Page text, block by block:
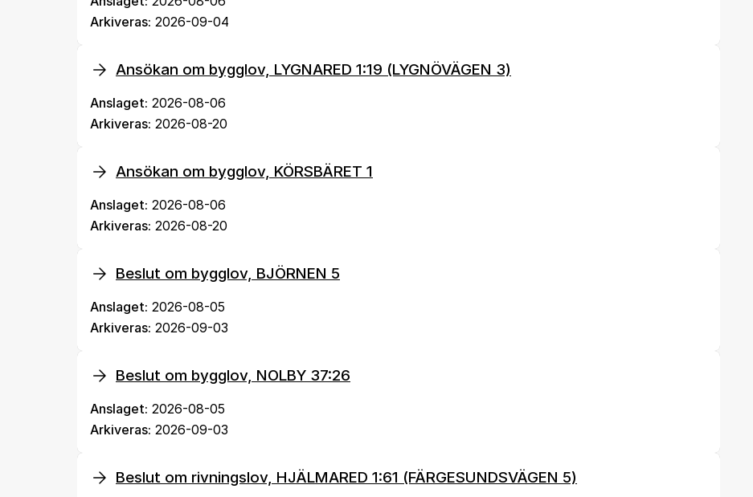
Arkiveras: 2026-09-04
Ansökan om bygglov, LYGNARED 1:19 (LYGNÖVÄGEN 3)
Anslaget: 2026-08-06
Arkiveras: 2026-08-20
Ansökan om bygglov, KÖRSBÄRET 1
Anslaget: 2026-08-06
Arkiveras: 2026-08-20
Beslut om bygglov, BJÖRNEN 5
Anslaget: 2026-08-05
Arkiveras: 2026-09-03
Beslut om bygglov, NOLBY 37:26
Anslaget: 2026-08-05
Arkiveras: 2026-09-03
Beslut om rivningslov, HJÄLMARED 1:61 (FÄRGESUNDSVÄGEN 5)